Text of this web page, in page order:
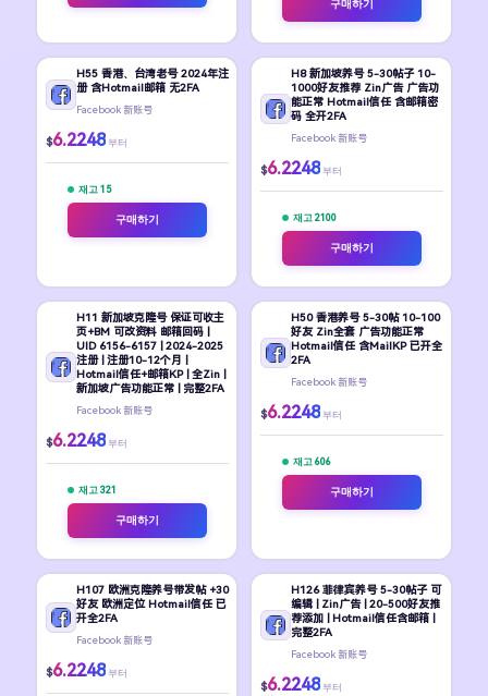
구매하기
H55 香港、台湾老号 2024年注
册 含Hotmail邮箱 无2FA
Facebook 新账号
$6.2248 부터
재고 15
구매하기
H8 新加坡养号 5-30帖子 10-
1000好友推荐 Zin广告 广告功
能正常 Hotmail信任 含邮箱密
码 全开2FA
Facebook 新账号
$6.2248 부터
재고 2100
구매하기
H11 新加坡克隆号 保证可收主
页+BM 可改资料 邮箱回码 |
UID 6156-6157 | 2024-2025
注册 | 注册10-12个月 |
Hotmail信任+邮箱KP | 全Zin |
新加坡广告功能正常 | 完整2FA
Facebook 新账号
$6.2248 부터
재고 321
구매하기
H50 香港养号 5-30帖 10-100
好友 Zin全套 广告功能正常
Hotmail信任 含MailKP 已开全
2FA
Facebook 新账号
$6.2248 부터
재고 606
구매하기
H107 欧洲克隆养号带发帖 +30
好友 欧洲定位 Hotmail信任 已
开全2FA
Facebook 新账号
$6.2248 부터
H126 菲律宾养号 5-30帖子 可
编辑 | Zin广告 | 20-500好友推
荐添加 | Hotmail信任含邮箱 |
完整2FA
Facebook 新账号
$6.2248 부터